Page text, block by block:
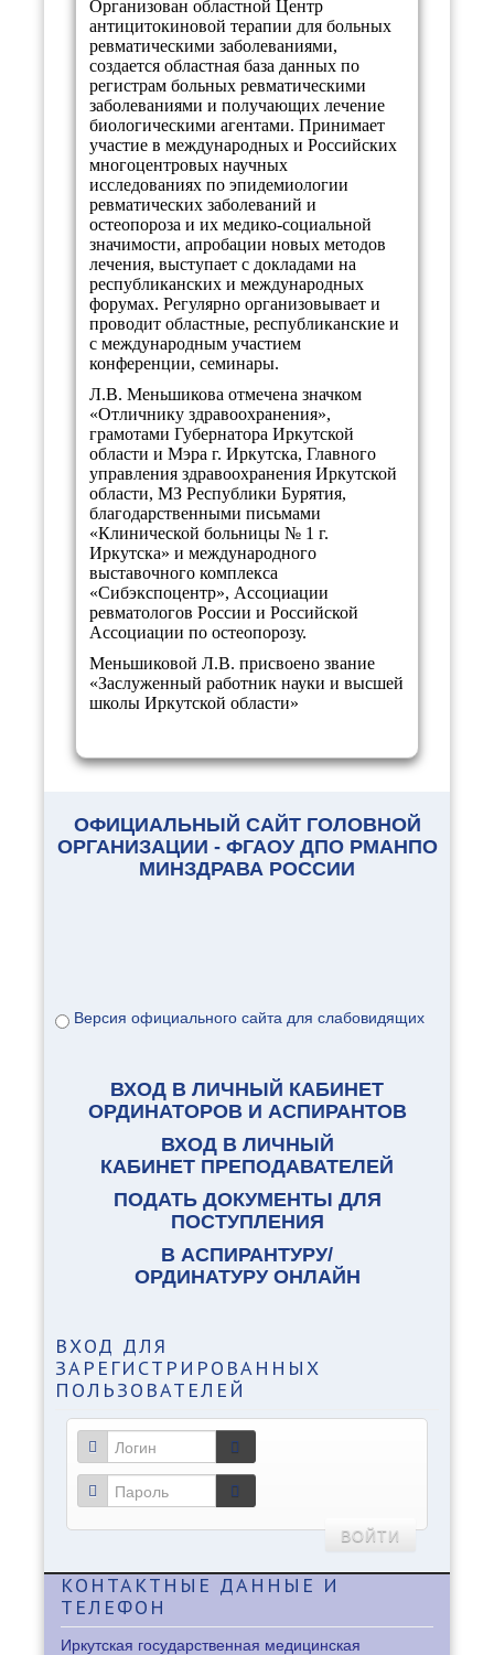
Организован областной Центр
антицитокиновой терапии для больных
ревматическими заболеваниями,
создается областная база данных по
регистрам больных ревматическими
заболеваниями и получающих лечение
биологическими агентами. Принимает
участие в международных и Российских
многоцентровых научных
исследованиях по эпидемиологии
ревматических заболеваний и
остеопороза и их медико-социальной
значимости, апробации новых методов
лечения, выступает с докладами на
республиканских и международных
форумах. Регулярно организовывает и
проводит областные, республиканские и
с международным участием
конференции, семинары.
Л.В. Меньшикова отмечена значком
«Отличнику здравоохранения»,
грамотами Губернатора Иркутской
области и Мэра г. Иркутска, Главного
управления здравоохранения Иркутской
области, МЗ Республики Бурятия,
благодарственными письмами
«Клинической больницы № 1 г.
Иркутска» и международного
выставочного комплекса
«Сибэкспоцентр», Ассоциации
ревматологов России и Российской
Ассоциации по остеопорозу.
Меньшиковой Л.В. присвоено звание
«Заслуженный работник науки и высшей
школы Иркутской области»
ОФИЦИАЛЬНЫЙ САЙТ ГОЛОВНОЙ
ОРГАНИЗАЦИИ - ФГАОУ ДПО РМАНПО
МИНЗДРАВА РОССИИ
Версия официального сайта для слабовидящих
ВХОД В ЛИЧНЫЙ КАБИНЕТ
ОРДИНАТОРОВ И АСПИРАНТОВ
ВХОД В ЛИЧНЫЙ
КАБИНЕТ ПРЕПОДАВАТЕЛЕЙ
ПОДАТЬ ДОКУМЕНТЫ ДЛЯ
ПОСТУПЛЕНИЯ
В АСПИРАНТУРУ/
ОРДИНАТУРУ ОНЛАЙН
ВХОД ДЛЯ
ЗАРЕГИСТРИРОВАННЫХ
ПОЛЬЗОВАТЕЛЕЙ
ВОЙТИ
КОНТАКТНЫЕ ДАННЫЕ И
ТЕЛЕФОН
Иркутская государственная медицинская